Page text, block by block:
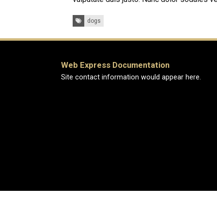
Tags: dogs
Web Express Documentation
Site contact information would appear here.